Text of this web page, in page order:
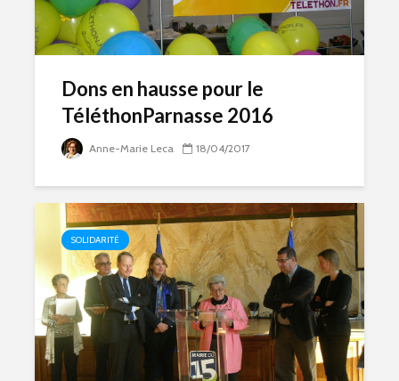
Dons en hausse pour le
TéléthonParnasse 2016
Anne-Marie Leca 18/04/2017
SOLIDARITÉ